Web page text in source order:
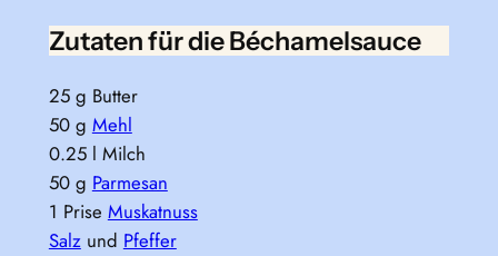
Zutaten für die Béchamelsauce
25 g Butter
50 g Mehl
0.25 l Milch
50 g Parmesan
1 Prise Muskatnuss
Salzund Pfeffer